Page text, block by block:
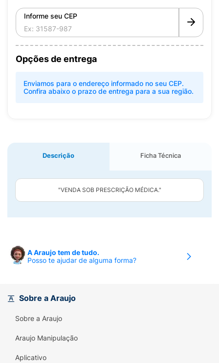
Informe seu CEP
Opções de entrega
Enviamos para o endereço informado no seu CEP.
Confira abaixo o prazo de entrega para a sua região.
Descrição Ficha Técnica
"VENDA SOB PRESCRIÇÃO MÉDICA."
A Araujo tem de tudo.
Posso te ajudar de alguma forma?
Sobre a Araujo
Sobre a Araujo
Araujo Manipulação
Aplicativo